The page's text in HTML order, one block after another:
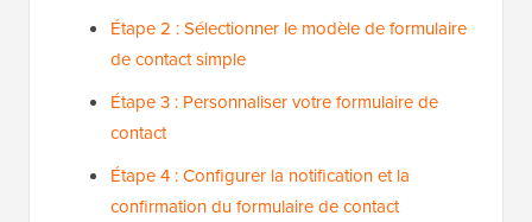
Étape 2 : Sélectionner le modèle de formulaire
de contact simple
Étape 3 : Personnaliser votre formulaire de
contact
Étape 4 : Configurer la notification et la
confirmation du formulaire de contact